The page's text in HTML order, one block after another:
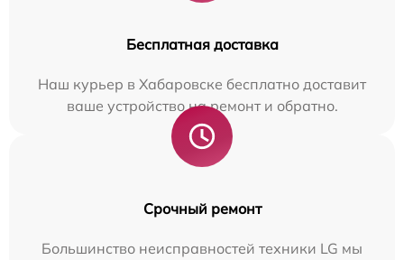
Бесплатная доставка
Наш курьер в Хабаровске бесплатно доставит
ваше устройство на ремонт и обратно.
Срочный ремонт
Большинство неисправностей техники LG мы